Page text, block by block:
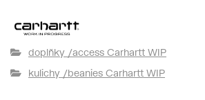
doplňky /access Carhartt WIP
kulichy /beanies Carhartt WIP